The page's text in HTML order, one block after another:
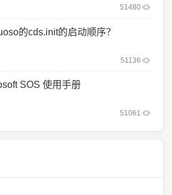
51480
的cds.init的启动顺序？
51136
SOS 使用手册
51061